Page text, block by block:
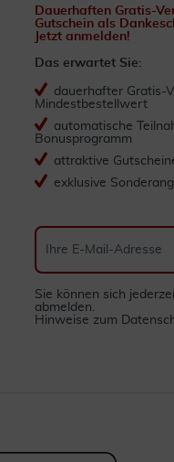
Dauerhaften Gratis-
Gutschein als
Jetzt anmelden!
Das erwartet Sie:
dauerhafter Gratis-
Mindestbestellwert
automatische
Bonusprogramm
attraktive
exklusive
Sie können sich
abmelden.
Hinweise zum